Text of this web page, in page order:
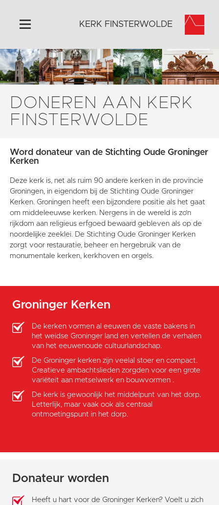
Home
Algemeen
Historie
Omgeving
Activiteiten
Contact
Vaktaal
KERK FINSTERWOLDE
DONEREN AAN KERK
FINSTERWOLDE
Word donateur van de Stichting Oude Groninger
Kerken
Deze kerk is, net als ruim 90 andere kerken in de provincie
Groningen, in eigendom bij de Stichting Oude Groninger
Kerken. Groningen heeft een bijzondere positie als het gaat
om middeleeuwse kerken. Nergens in de wereld is zo’n
rijkdom aan religieus erfgoed bewaard gebleven als op de
noordelijke zeeklei. De Stichting Oude Groninger Kerken
zorgt voor restauratie, beheer en hergebruik van de
monumentale kerken, kerkhoven en orgels.
Groninger Kerken
De kerken vormen al eeuwen de vaste bakens in
het weidse Groninger land en vertellen de verhalen
van het eeuwenoude cultuurlandschap.
De Groninger kerken zijn veelal stoer en compact.
Creatieve ambachtslieden zorgden voor een grote
variëteit aan metselwerk en bouwvormen .
De kerk is gewoonlijk het middelpunt van het dorp.
Letterlijk, maar vaak ook als centraal
ontmoetingspunt in het dorp.
Donateur worden
Heeft u hart voor de Groninger Kerken? Voelt u zich